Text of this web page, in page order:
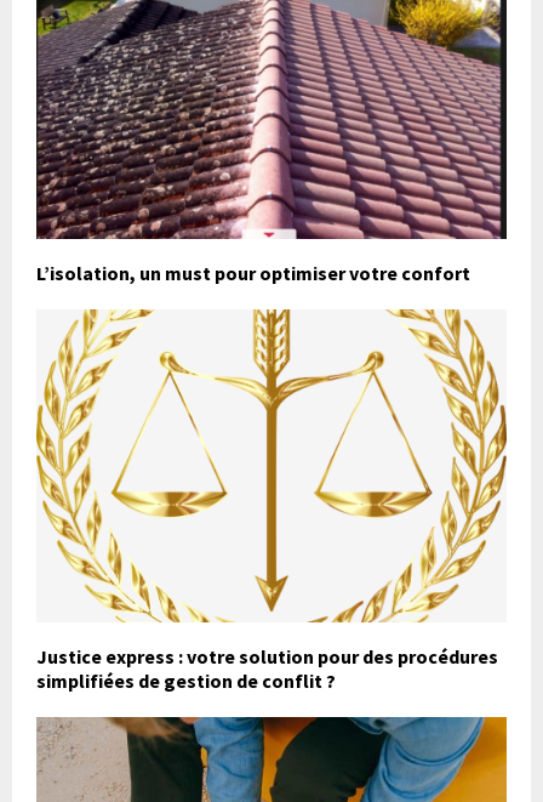
L’isolation, un must pour optimiser votre confort
Justice express : votre solution pour des procédures
simplifiées de gestion de conflit ?